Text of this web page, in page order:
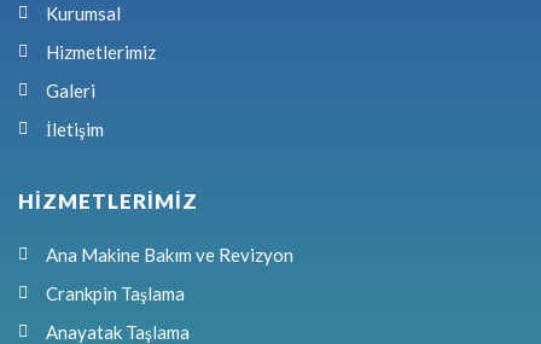
Kurumsal
Hizmetlerimiz
Galeri
İletişim
HİZMETLERİMİZ
Ana Makine Bakım ve Revizyon
Crankpin Taşlama
Anayatak Taşlama